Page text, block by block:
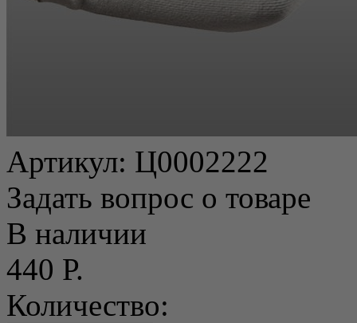
Артикул: Ц0002222
Задать вопрос о товаре
В наличии
440 Р.
Количество: